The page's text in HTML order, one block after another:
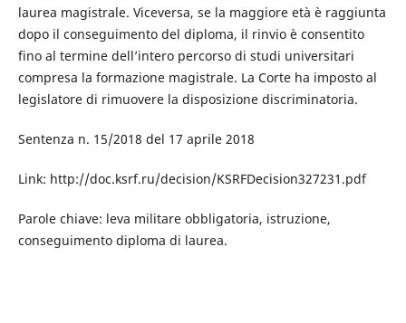
laurea magistrale. Viceversa, se la maggiore età è raggiunta
dopo il conseguimento del diploma, il rinvio è consentito
fino al termine dell’intero percorso di studi universitari
compresa la formazione magistrale. La Corte ha imposto al
legislatore di rimuovere la disposizione discriminatoria.
Sentenza n. 15/2018 del 17 aprile 2018
Link: http://doc.ksrf.ru/decision/KSRFDecision327231.pdf
Parole chiave: leva militare obbligatoria, istruzione,
conseguimento diploma di laurea.